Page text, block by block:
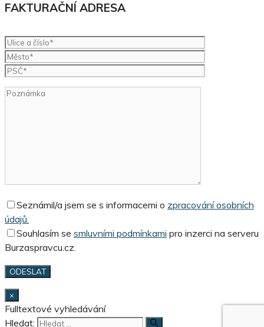
FAKTURAČNÍ ADRESA
Seznámil/a jsem se s informacemi o zpracování osobních
údajů.
Souhlasím se smluvními podmínkami pro inzerci na serveru
Burzaspravcu.cz.
×
Fulltextové vyhledávání
Hledat: